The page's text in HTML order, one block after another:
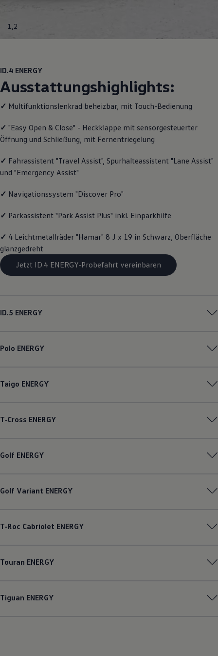
Motorenöl und Flüssigkeiten
Entertainment und Elektronik
Individualisieren
Wallbox und Ladekabel
Volkswagen Apps, Login und Shop
Handy und Fahrzeug verbinden
Über Ihr Auto
Vorgängermodelle
Kundeninformationen
Warn- und Kontrollleuchten
Live Beratung
Lifestyle
Familie
Elektromobilität
1 ,2
ID.4 ENERGY
Ausstattungshighlights:
✓ Multifunktionslenkrad beheizbar, mit Touch-Bedienung
✓ "Easy Open & Close" - Heckklappe mit sensorgesteuerter
Öffnung und Schließung, mit Fernentriegelung
✓ Fahrassistent "Travel Assist", Spurhalteassistent "Lane Assist"
und "Emergency Assist"
✓ Navigationssystem "Discover Pro"
✓ Parkassistent "Park Assist Plus" inkl. Einparkhilfe
✓ 4 Leichtmetallräder "Hamar" 8 J x 19 in Schwarz, Oberfläche
glanzgedreht
Jetzt ID.4 ENERGY-Probefahrt vereinbaren
ID.5 ENERGY
Polo ENERGY
Taigo ENERGY
T‑Cross ENERGY
Golf ENERGY
Golf Variant ENERGY
T‑Roc Cabriolet ENERGY
Touran ENERGY
Tiguan ENERGY